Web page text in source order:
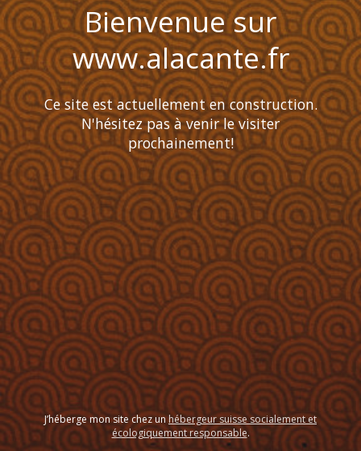
Bienvenue sur
www.alacante.fr
Ce site est actuellement en construction.
N'hésitez pas à venir le visiter
prochainement!
J’héberge mon site chez unhébergeur suisse socialement et
écologiquement responsable.